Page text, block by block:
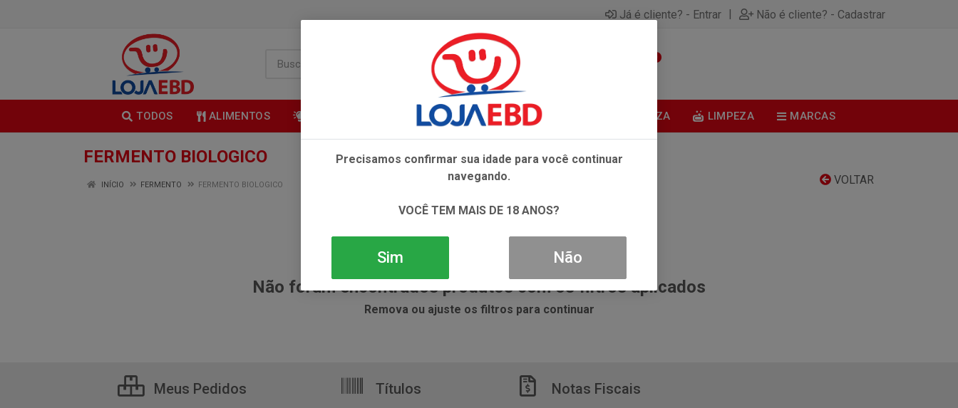
Já é cliente? - Entrar | Não é cliente? - Cadastrar
TODOS ALIMENTOS BEBIDAS CONGELADOS HIGIENE E BELEZA LIMPEZA MARCAS
FERMENTO BIOLOGICO
VOLTAR
INÍCIO FERMENTO FERMENTO BIOLOGICO
Não foram encontrados produtos com os filtros aplicados
Remova ou ajuste os filtros para continuar
Meus Pedidos Títulos Notas Fiscais
Precisamos confirmar sua idade para você continuar
navegando.
VOCÊ TEM MAIS DE 18 ANOS?
Sim Não